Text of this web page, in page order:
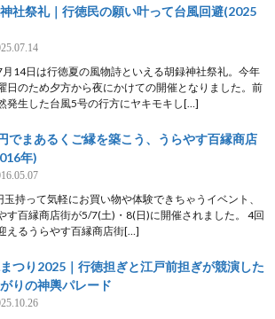
社祭礼｜行徳民の願い叶って台風回避(2025
14日は行徳夏の風物詩といえる胡録神社祭礼。今年
日のため夕方から夜にかけての開催となりました。前
発生した台風5号の行方にヤキモキし[…]
でまあるくご縁を築こう、うらやす百縁商店
年)
玉持って気軽にお買い物や体験できちゃうイベント、
す百縁商店街が5/7(土)・8(日)に開催されました。 4回
えるうらやす百縁商店街[…]
つり2025｜行徳担ぎと江戸前担ぎが競演した
りの神輿パレード